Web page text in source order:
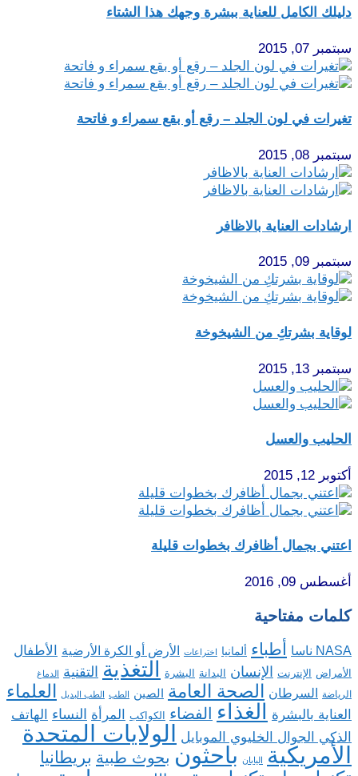
دليلك الكامل للعناية ببشرة وجهك هذا الشتاء
سبتمبر 07, 2015
تغيرات في لون الجلد – رقع أو بقع سمراء و فاتحة
سبتمبر 08, 2015
ارشادات العناية بالاظافر
سبتمبر 09, 2015
لوقاية بشرتكِ من الشيخوخة
سبتمبر 13, 2015
الحليب والعسل
أكتوبر 12, 2015
اعتني بجمال أظافرك بخطوات قليلة
أغسطس 09, 2016
كلمات مفتاحية
NASA ناسا أطباء ألمانيا اختراعات الأرض أو الكرة الأرضية الأطفال
الأمراض الإنترنت الإنسان البدانة البشرة التغذية التقنية الدماغ
الرياضة السرطان الصحة العامة الصين الطب الطب البديل العلماء
العناية بالبشرة الغذاء الفضاء الكواكب المرأة النساء
الهاتف
الذكي الجوال الخليوي الموبايل
الولايات المتحدة
الأمريكية
اليابان باحثون بحوث طبية بريطانيا